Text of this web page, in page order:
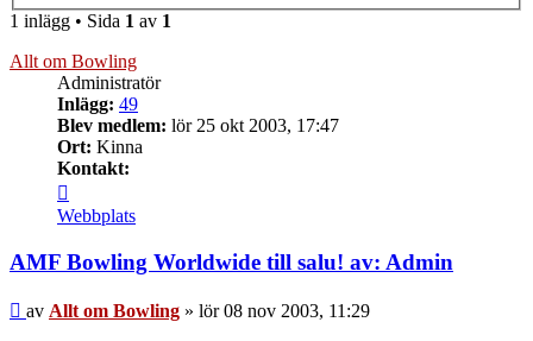
1 inlägg • Sida 1 av 1
Allt om Bowling
Administratör
Inlägg: 49
Blev medlem: lör 25 okt 2003, 17:47
Ort: Kinna
Kontakt:
Allt
om
Bowling
Webbplats
AMF Bowling Worldwide till salu! av: Admin
Inlägg
av Allt om Bowling » lör 08 nov 2003, 11:29